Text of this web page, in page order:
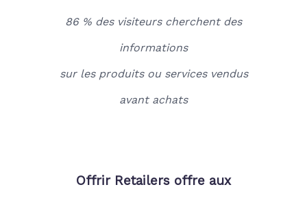
86 % des visiteurs cherchent des
informations
sur les produits ou services vendus
avant achats
Offrir Retailers offre aux